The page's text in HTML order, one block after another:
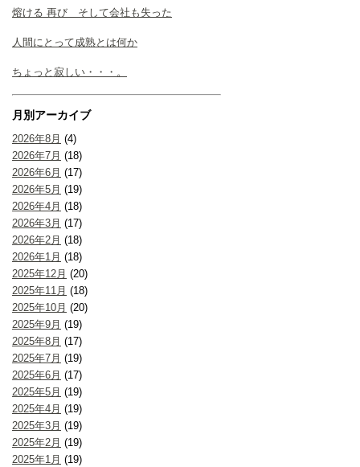
熔ける 再び そして会社も失った
人間にとって成熟とは何か
ちょっと寂しい・・・。
月別アーカイブ
2026年8月 (4)
2026年7月 (18)
2026年6月 (17)
2026年5月 (19)
2026年4月 (18)
2026年3月 (17)
2026年2月 (18)
2026年1月 (18)
2025年12月 (20)
2025年11月 (18)
2025年10月 (20)
2025年9月 (19)
2025年8月 (17)
2025年7月 (19)
2025年6月 (17)
2025年5月 (19)
2025年4月 (19)
2025年3月 (19)
2025年2月 (19)
2025年1月 (19)